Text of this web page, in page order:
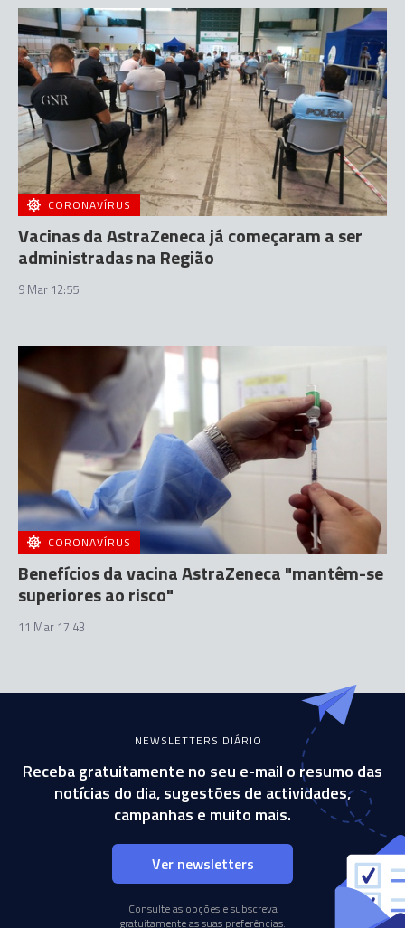
CORONAVÍRUS
Vacinas da AstraZeneca já começaram a ser
administradas na Região
9 Mar 12:55
CORONAVÍRUS
Benefícios da vacina AstraZeneca "mantêm-se
superiores ao risco"
11 Mar 17:43
NEWSLETTERS DIÁRIO
Receba gratuitamente no seu e-mail o resumo das
notícias do dia, sugestões de actividades,
campanhas e muito mais.
Ver newsletters
Consulte as opções e subscreva
gratuitamente as suas preferências.